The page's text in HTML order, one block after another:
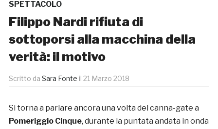
SPETTACOLO
Filippo Nardi rifiuta di
sottoporsi alla macchina della
verità: il motivo
Scritto da Sara Fonte il 21 Marzo 2018
Si torna a parlare ancora una volta del canna-gate a
Pomeriggio Cinque, durante la puntata andata in onda